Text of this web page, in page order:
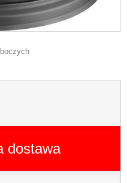
dostawa